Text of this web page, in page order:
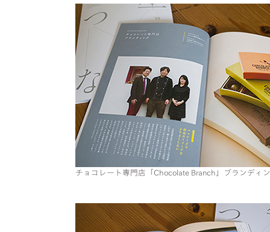
チョコレート専門店「Chocolate Branch」ブランディ